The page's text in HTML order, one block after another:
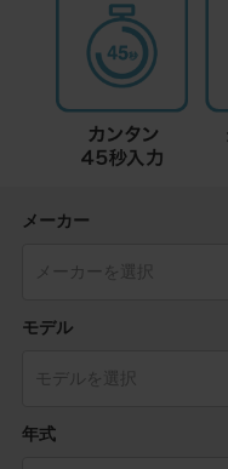
メーカー
モデル
年式